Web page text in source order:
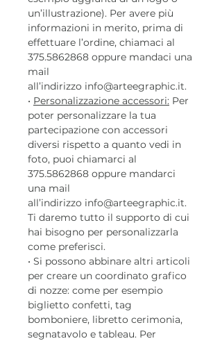
un’illustrazione). Per avere più
informazioni in merito, prima di
effettuare l’ordine, chiamaci al
375.5862868 oppure mandaci una
mail
all’indirizzo info@arteegraphic.it.
• Personalizzazione accessori: Per
poter personalizzare la tua
partecipazione con accessori
diversi rispetto a quanto vedi in
foto, puoi chiamarci al
375.5862868 oppure mandarci
una mail
all’indirizzo info@arteegraphic.it.
Ti daremo tutto il supporto di cui
hai bisogno per personalizzarla
come preferisci.
• Si possono abbinare altri articoli
per creare un coordinato grafico
di nozze: come per esempio
biglietto confetti, tag
bomboniere, libretto cerimonia,
segnatavolo e tableau. Per